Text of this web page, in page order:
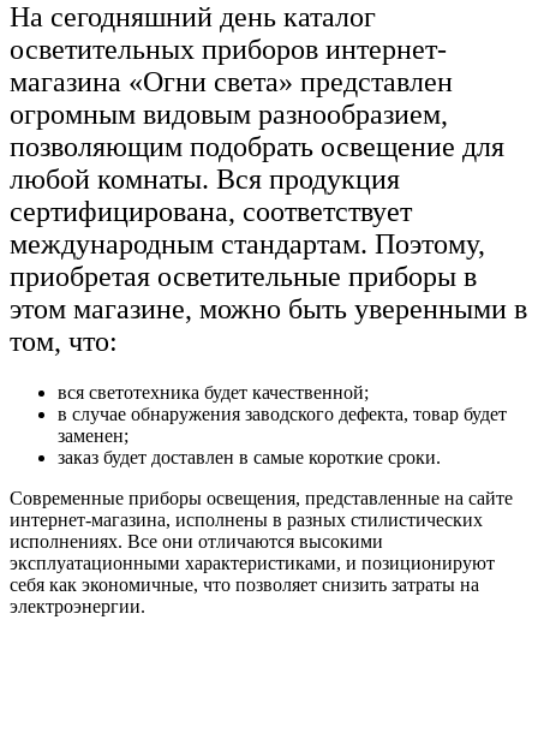
На сегодняшний день каталог
осветительных приборов интернет-
магазина «Огни света» представлен
огромным видовым разнообразием,
позволяющим подобрать освещение для
любой комнаты. Вся продукция
сертифицирована, соответствует
международным стандартам. Поэтому,
приобретая осветительные приборы в
этом магазине, можно быть уверенными в
том, что:
вся светотехника будет качественной;
в случае обнаружения заводского дефекта, товар будет
заменен;
заказ будет доставлен в самые короткие сроки.
Современные приборы освещения, представленные на сайте
интернет-магазина, исполнены в разных стилистических
исполнениях. Все они отличаются высокими
эксплуатационными характеристиками, и позиционируют
себя как экономичные, что позволяет снизить затраты на
электроэнергии.